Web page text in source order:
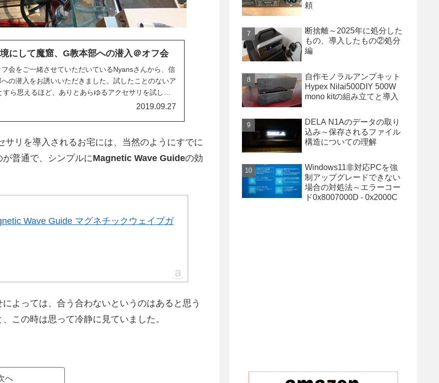
にして魔窟、G教本部への潜入＠オフ会
会をご一緒させていただいているNyansさんから、信
の潜入をお誘いいただきました。試したことのないア
ら思えるほど、ありとあらゆるアクセサリを試して
2019.09.27
サリを導入されるお宅には、当然のようにすでに
普通で、シンプルにMagnetic Wave Guideの効
Wave Guide マグネチックウェイブガ
よっては、合う合わないというのはあると思う
この時は思って冷静に見ていました。
へ
頼
断捨離～2025年に処分した
もの、導入したもの②処分
編
自作モノラルアンプキット
Hypex Nilai500DIY 500W
mono kitの組み立てと導入
DELA N1Aのデータの取り
込み～保存されるファイル
構造についての理解
Windows11非対応PCを強
制アップグレードできない
場合の対処法～エラーコー
ド0x8007000D - 0x2000C